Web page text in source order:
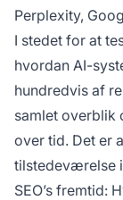
Perplexity,
I stedet for at
hvordan AI-
hundredvis af
samlet overblik
over tid. Det er
tilstedeværelse
SEO’s fremtid: